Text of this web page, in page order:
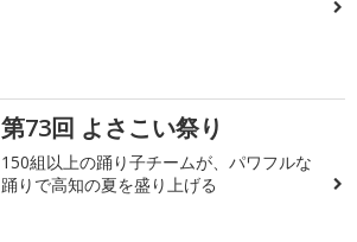
第73回 よさこい祭り
150組以上の踊り子チームが、パワフルな
踊りで高知の夏を盛り上げる